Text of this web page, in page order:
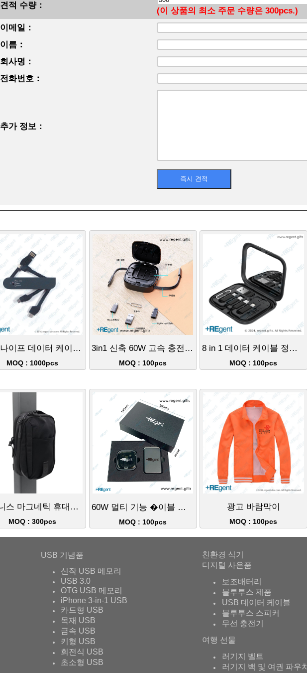
견적 수량：
(이 상품의 최소 주문 수량은 300pcs.)
이메일：
이름：
회사명：
전화번호：
추가 정보：
군용 나이프 데이터 케이블 USB-C 버전
MOQ : 1000pcs
3in1 신축 60W 고속 충전 케이블
MOQ : 100pcs
8 in 1 데이터 케이블 정리함
MOQ : 100pcs
피트니스 마그네틱 휴대용 파우치
MOQ : 300pcs
60W 멀티 기능 �이블 박스 + Magsafe 마그네틱 스탠드 카드 홀더 + 천지개 선물 박스 세트
MOQ : 100pcs
광고 바람막이
MOQ : 100pcs
USB 기념품
신작 USB 메모리
USB 3.0
OTG USB 메모리
iPhone 3-in-1 USB
카드형 USB
목재 USB
금속 USB
키형 USB
회전식 USB
초소형 USB
친환경 식기
디지털 사은품
보조배터리
블루투스 제품
USB 데이터 케이블
블루투스 스피커
무선 충전기
여행 선물
러기지 벨트
러기지 백 및 여권 파우치